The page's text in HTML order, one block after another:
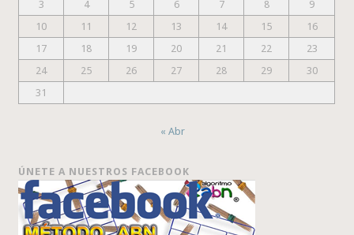
3
4 5 6 7 8
9
10
11 12 13 14 15
16
17
18 19 20 21 22
23
24
25 26 27 28 29
30
31
« Abr
ÚNETE A NUESTROS FACEBOOK